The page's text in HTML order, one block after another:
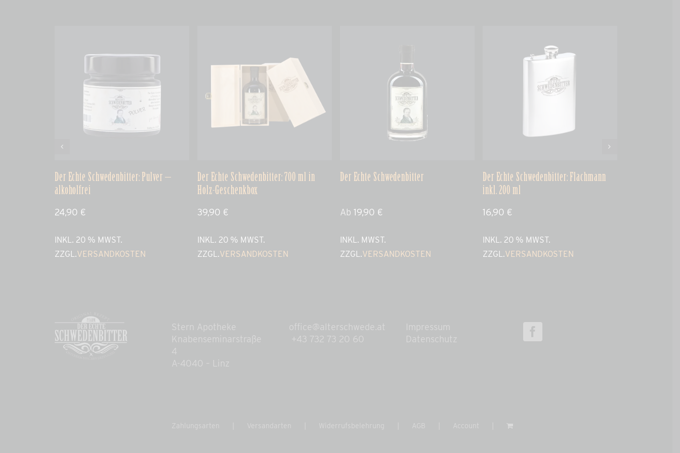
Der Echte Schwedenbitter: Pulver –
alkoholfrei
24,90 €
INKL. 20 % MWST.
ZZGL.VERSANDKOSTEN
Der Echte Schwedenbitter: 700 ml in
Holz-Geschenkbox
39,90 €
INKL. 20 % MWST.
ZZGL.VERSANDKOSTEN
Der Echte Schwedenbitter
Ab 19,90 €
INKL. MWST.
ZZGL.VERSANDKOSTEN
Der Echte Schwedenbitter: Flachmann
inkl. 200 ml
16,90 €
INKL. 20 % MWST.
ZZGL.VERSANDKOSTEN
Stern Apotheke
Knabenseminarstraße
4
A-4040 – Linz
office@alterschwede.at
+43 732 73 20 60
Impressum
Datenschutz
Zahlungsarten Versandarten Widerrufsbelehrung AGB Account